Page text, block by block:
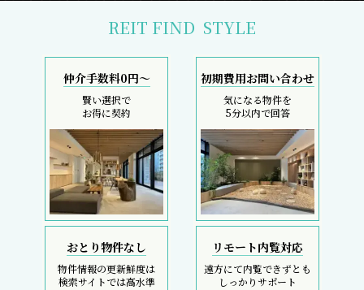
REIT FIND STYLE
仲介手数料0円～
賢い選択で
お得に契約
初期費用お問い合わせ
気になる物件を
5分以内で回答
おとり物件なし
物件情報の更新鮮度は
検索サイトでは高水準
リモート内覧対応
遠方にて内覧できずとも
しっかりサポート